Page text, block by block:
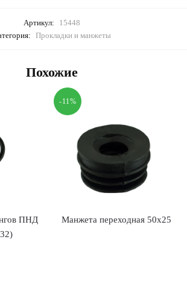
Артикул:
15448
Прокладки и манжеты
Похожие
ПНД
-11%
Манжета переходная 50х25